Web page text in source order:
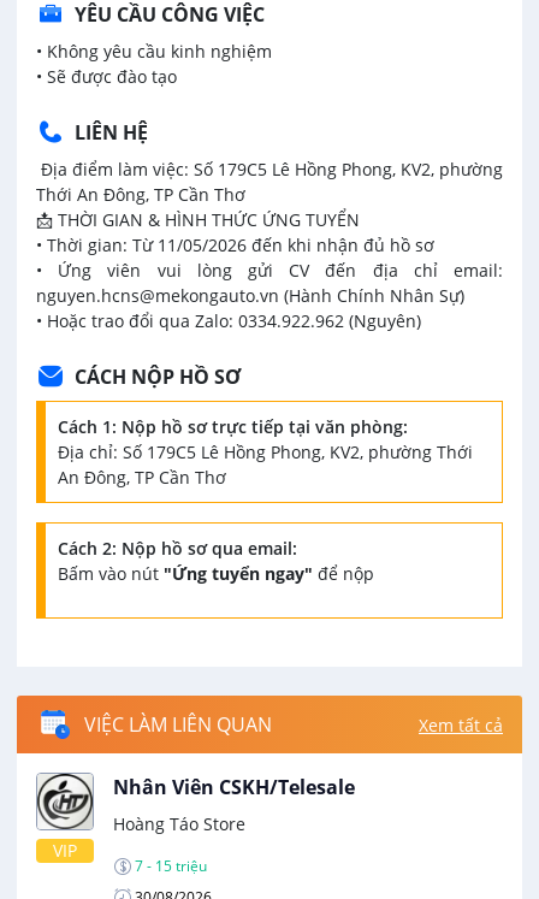
YÊU CẦU CÔNG VIỆC
• Không yêu cầu kinh nghiệm
• Sẽ được đào tạo
LIÊN HỆ
Địa điểm làm việc: Số 179C5 Lê Hồng Phong, KV2, phường
Thới An Đông, TP Cần Thơ
📩 THỜI GIAN & HÌNH THỨC ỨNG TUYỂN
• Thời gian: Từ 11/05/2026 đến khi nhận đủ hồ sơ
• Ứng viên vui lòng gửi CV đến địa chỉ email:
nguyen.hcns@mekongauto.vn (Hành Chính Nhân Sự)
• Hoặc trao đổi qua Zalo: 0334.922.962 (Nguyên)
CÁCH NỘP HỒ SƠ
Cách 1: Nộp hồ sơ trực tiếp tại văn phòng:
Địa chỉ: Số 179C5 Lê Hồng Phong, KV2, phường Thới
An Đông, TP Cần Thơ
Cách 2: Nộp hồ sơ qua email:
Bấm vào nút "Ứng tuyển ngay" để nộp
VIỆC LÀM LIÊN QUAN Xem tất cả
VIP
Nhân Viên CSKH/Telesale
Hoàng Táo Store
7 - 15 triệu